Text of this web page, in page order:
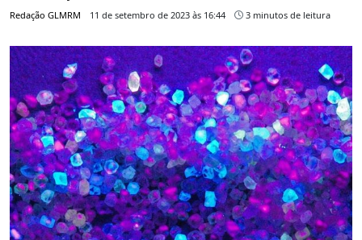
Redação GLMRM 11 de setembro de 2023 às 16:44 3 minutos de leitura